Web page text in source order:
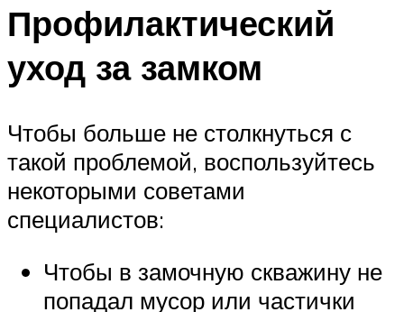
Профилактический
уход за замком
Чтобы больше не столкнуться с
такой проблемой, воспользуйтесь
некоторыми советами
специалистов:
Чтобы в замочную скважину не
попадал мусор или частички